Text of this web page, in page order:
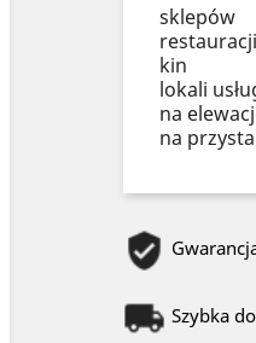
sklepów
restauracji
kin
lokali
na
na
Szybka